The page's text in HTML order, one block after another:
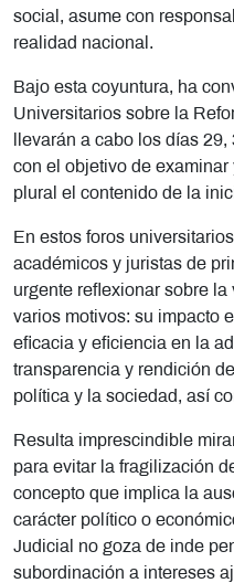
social, asume con
realidad nacional.
Bajo esta coyuntura, ha
Universitarios sobre la
llevarán a cabo los días
con el objetivo de
plural el contenido de la
En estos foros
académicos y juristas de
urgente reflexionar sobre
varios motivos: su impacto
eficacia y eficiencia en la
transparencia y rendición
política y la sociedad, así
Resulta imprescindible
para evitar la fragilización
concepto que implica la
carácter político o
Judicial no goza de inde
subordinación a intereses